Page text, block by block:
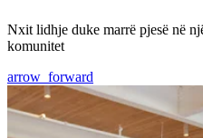
Nxit lidhje duke marrë pjesë në
komunitet
arrow_forward